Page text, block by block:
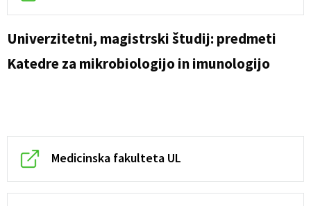
Univerzitetni, magistrski študij: predmeti
Katedre za mikrobiologijo in imunologijo
Medicinska fakulteta UL